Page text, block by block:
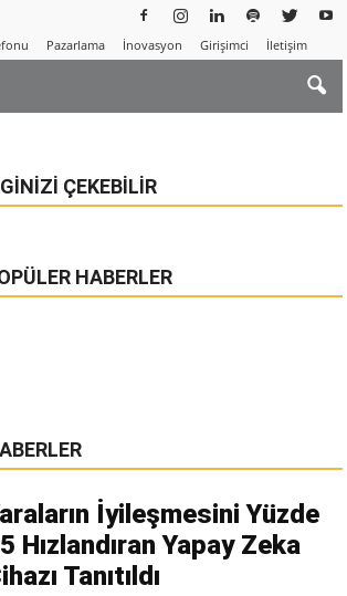
Pazarlama İnovasyon Girişimci İletişim
ÇEKEBILIR
HABERLER
İyileşmesini Yüzde
Hızlandıran Yapay Zeka
Tanıtıldı